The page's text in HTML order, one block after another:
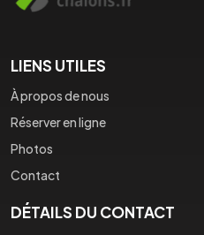
LIENS UTILES
À propos de nous
Réserver en ligne
Photos
Contact
DÉTAILS DU CONTACT